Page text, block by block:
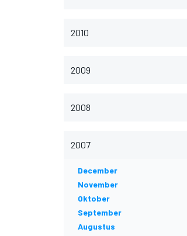
2010
2009
2008
2007
December
November
Oktober
September
Augustus